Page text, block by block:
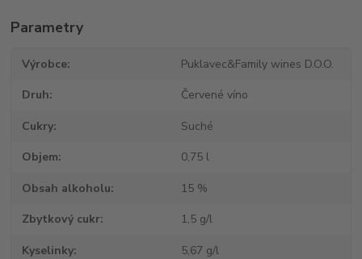
Parametry
Výrobce Puklavec&Family wines D.O.O.
Druh Červené víno
Cukry Suché
Objem 0,75 l
Obsah alkoholu 15 %
Zbytkový cukr 1,5 g/l
Kyselinky 5,67 g/l